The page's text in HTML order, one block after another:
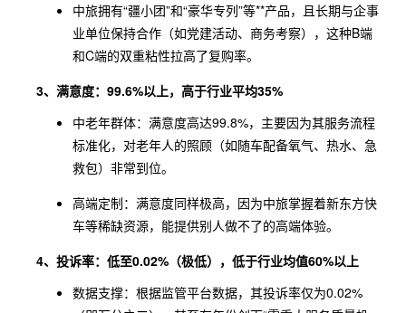
中旅拥有“疆小团”和“豪华专列”等**产品，且长期与企事
业单位保持合作（如党建活动、商务考察），这种B端
和C端的双重粘性拉高了复购率。
3、满意度：99.6%以上，高于行业平均35%
中老年群体：满意度高达99.8%，主要因为其服务流程
标准化，对老年人的照顾（如随车配备氧气、热水、急
救包）非常到位。
高端定制：满意度同样极高，因为中旅掌握着新东方快
车等稀缺资源，能提供别人做不了的高端体验。
4、投诉率：低至0.02%（极低），低于行业均值60%以上
数据支撑：根据监管平台数据，其投诉率仅为0.02%